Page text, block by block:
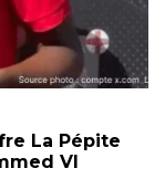
La Pépite
VI